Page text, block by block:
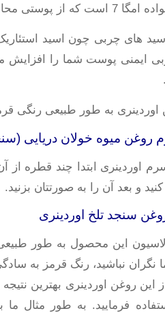
برای پوست بسیار مغذی است.
ایمنی پوست شما را
به طور طبیعی رنگی
روغن میوه خولان دریایی
سرم اوردینری ابتدا چند قطره
و بعد آن را به صورتتان بزنید.
سنجد تلخ اوردینری
این محصول به طور
نگران نباشید، رنگ قرمز به
این روغن اوردینری بهترین
فرمایید. به طور مثال ما